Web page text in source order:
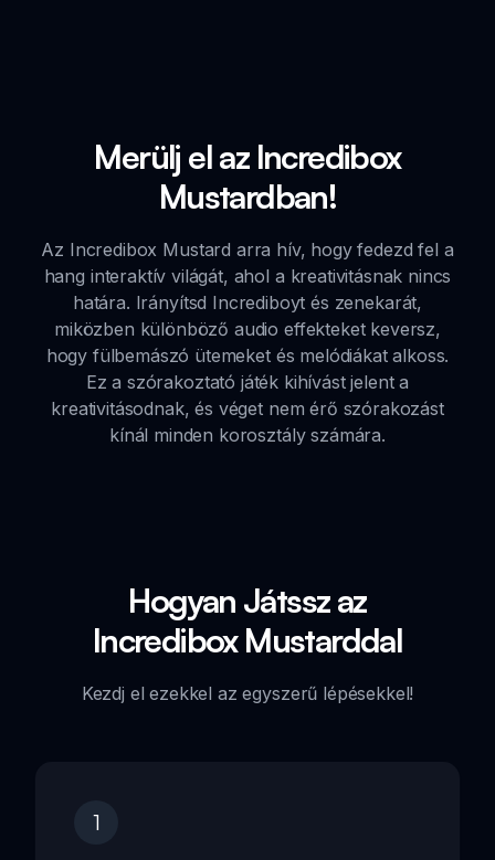
Merülj el az Incredibox
Mustardban!
Az Incredibox Mustard arra hív, hogy fedezd fel a
hang interaktív világát, ahol a kreativitásnak nincs
határa. Irányítsd Incrediboyt és zenekarát,
miközben különböző audio effekteket keversz,
hogy fülbemászó ütemeket és melódiákat alkoss.
Ez a szórakoztató játék kihívást jelent a
kreativitásodnak, és véget nem érő szórakozást
kínál minden korosztály számára.
Hogyan Játssz az
Incredibox Mustarddal
Kezdj el ezekkel az egyszerű lépésekkel!
1